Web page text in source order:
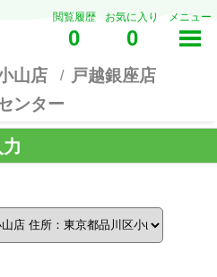
閲覧履歴
0
お気に入り
0
メニュー
山店
戸越銀座店
ンター